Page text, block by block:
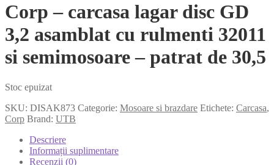
Corp – carcasa lagar disc GD
3,2 asamblat cu rulmenti 32011
si semimosoare – patrat de 30,5
Stoc epuizat
SKU: DISAK873 Categorie: Mosoare si brazdare Etichete: Carcasa,
Corp Brand: UTB
Descriere
Informații suplimentare
Recenzii (0)